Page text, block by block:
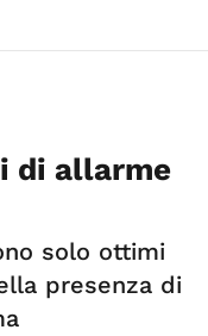
di allarme
solo ottimi
presenza di